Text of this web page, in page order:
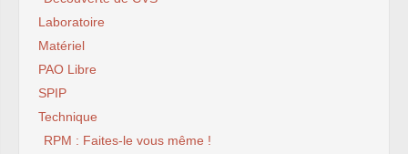
Laboratoire
Matériel
PAO Libre
SPIP
Technique
RPM : Faites-le vous même !